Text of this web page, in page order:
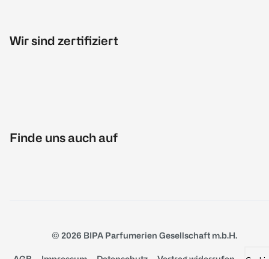
Wir sind zertifiziert
Finde uns auch auf
© 2026 BIPA Parfumerien Gesellschaft m.b.H.